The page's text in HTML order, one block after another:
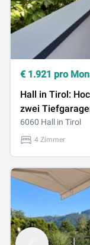
€ 1.921 pro
Hall in Tirol:
zwei
6060 Hall in Tirol
4 Zimmer